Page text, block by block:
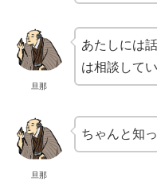
旦那
あたしには
は相談して
旦那
ちゃんと知